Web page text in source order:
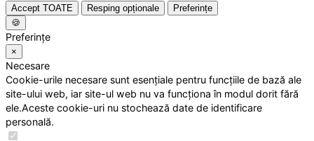
Accept TOATE Resping opționale
Preferințe
🍪
Preferințe
×
Necesare
Cookie-urile necesare sunt esențiale pentru funcțiile de bază ale
site-ului web, iar site-ul web nu va funcționa în modul dorit fără
ele.Aceste cookie-uri nu stochează date de identificare
personală.